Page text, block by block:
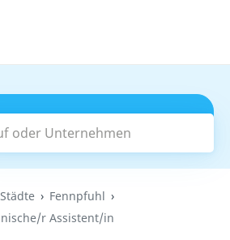
oder Unternehmen
Suchen
Städte
Fennpfuhl
r Assistent/in